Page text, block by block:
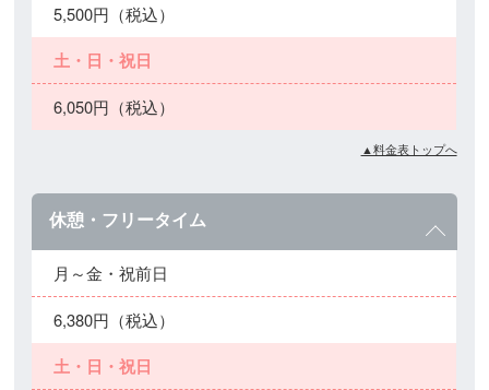
5,500円（税込）
土・日・祝日
6,050円（税込）
▲料金表トップへ
休憩・フリータイム
月～金・祝前日
6,380円（税込）
土・日・祝日